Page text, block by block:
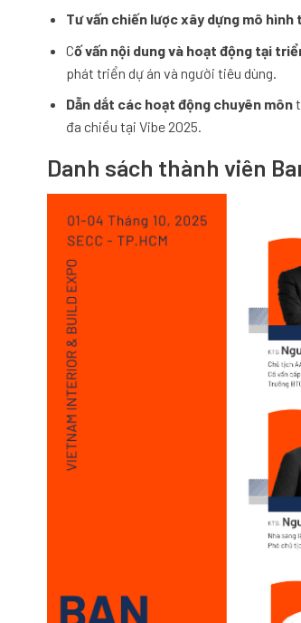
Tư vấn chiến lược xây dựng mô hình
Cố vấn nội dung và hoạt động tại
phát triển dự án và người tiêu dùng.
Dẫn dắt các hoạt động chuyên môn
đa chiều tại Vibe 2025.
Danh sách thành viên